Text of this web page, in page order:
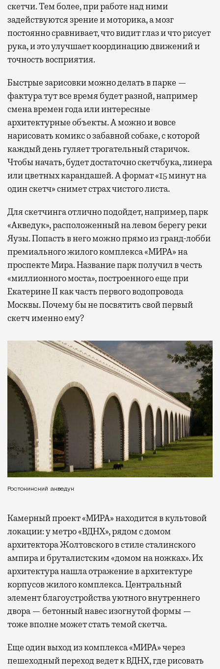
скетчи. Тем более, при работе над ними
задействуются зрение и моторика, а мозг
постоянно сравнивает, что видит глаз и что рисует
рука, и это улучшает координацию движений и
точность восприятия.
Быстрые зарисовки можно делать в парке —
фактура тут все время будет разной, например
смена времен года или интересные
архитектурные объекты. А можно и вовсе
нарисовать комикс о забавной собаке, с которой
каждый день гуляет трогательный старичок.
Чтобы начать, будет достаточно скетчбука, линера
или цветных карандашей. А формат «15 минут на
один скетч» снимет страх чистого листа.
Для скетчинга отлично подойдет, например, парк
«Акведук», расположенный на левом берегу реки
Яузы. Попасть в него можно прямо из гранд-лобби
премиального жилого комплекса «МИРА» на
проспекте Мира. Название парк получил в честь
«миллионного моста», построенного еще при
Екатерине II как часть первого водопровода
Москвы. Почему бы не посвятить свой первый
скетч именно ему?
Ростокинский акведук
Камерный проект «МИРА» находится в культовой
локации: у метро «ВДНХ», рядом с домом
архитектора Жолтовского в стиле сталинского
ампира и бруталистским «домом на ножках». Их
архитектура нашла отражение в архитектуре
корпусов жилого комплекса. Центральный
элемент благоустройства уютного внутреннего
двора — бетонный навес изогнутой формы —
тоже вполне может стать темой скетча.
Еще один выход из комплекса «МИРА» через
пешеходный переход ведет к ВДНХ, где рисовать